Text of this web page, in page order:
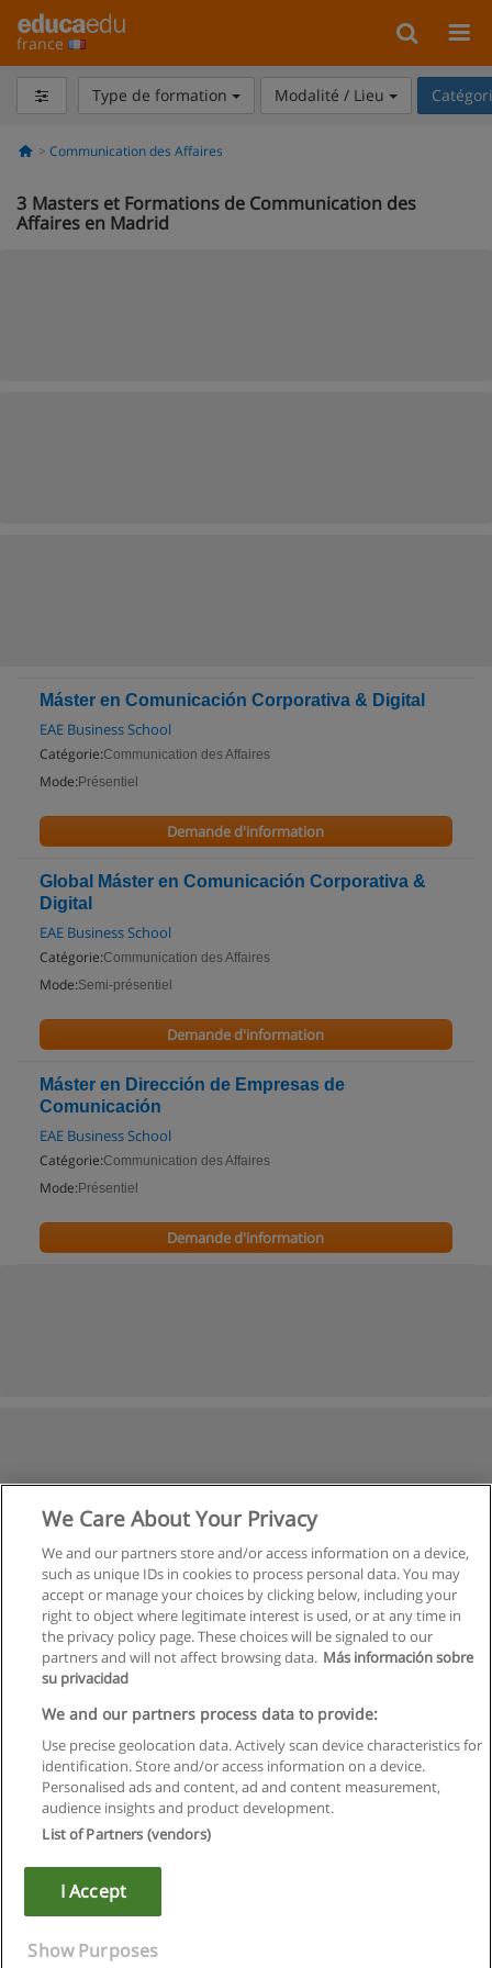
france
Type de formation Modalité / Lieu
Communication des Affaires
3 Masters et Formations de Communication des
Affaires en Madrid
Máster en Comunicación Corporativa & Digital
EAE Business School
Catégorie:Communication des Affaires
Mode: Présentiel
Demande d'information
Global Máster en Comunicación Corporativa &
Digital
EAE Business School
Catégorie:Communication des Affaires
Mode:Semi-présentiel
Demande d'information
Máster en Dirección de Empresas de
Comunicación
EAE Business School
Catégorie:Communication des Affaires
Mode: Présentiel
Demande d'information
Règles d'utilisation
Confidentialité des données
Copyright © Educaedu Business S.L. - CIF : B-95610580: -
We Care About Your Privacy
We and our partners store and/or access information on a device,
such as unique IDs in cookies to process personal data. You may
accept or manage your choices by clicking below, including your
right to object where legitimate interest is used, or at any time in
the privacy policy page. These choices will be signaled to our
partners and will not affect browsing data. Más información sobre
su privacidad
We and our partners process data to provide:
Use precise geolocation data. Actively scan device characteristics for
identification. Store and/or access information on a device.
Personalised ads and content, ad and content measurement,
audience insights and product development.
List of Partners (vendors)
I Accept
Show Purposes